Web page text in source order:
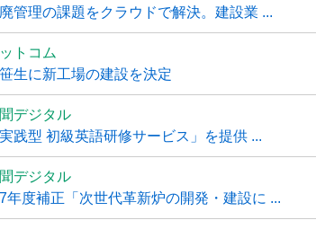
管理の課題をクラウドで解決。建設業 ...
トコム
生に新工場の建設を決定
デジタル
践型 初級英語研修サービス」を提供 ...
デジタル
年度補正「次世代革新炉の開発・建設に ...